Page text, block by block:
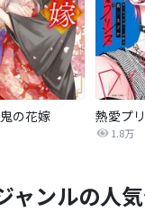
の花嫁
1.8万
ャンルの人